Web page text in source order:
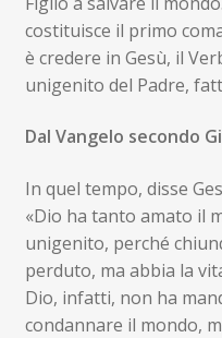
costituisce il primo
è credere in Gesù, il
unigenito del Padre,
Dal Vangelo secondo
In quel tempo, disse
«Dio ha tanto amato il
unigenito, perché
perduto, ma abbia la
Dio, infatti, non ha
condannare il mondo,